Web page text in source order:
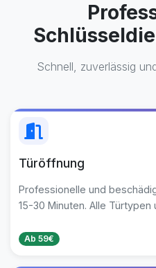
Schnell, zuverlässig
Türöffnung
Professionelle und
15-30 Minuten. Alle Türtypen
Ab 59€